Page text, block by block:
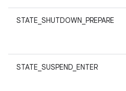
STATE_SHUTDOWN_PREPARE
STATE_SUSPEND_ENTER